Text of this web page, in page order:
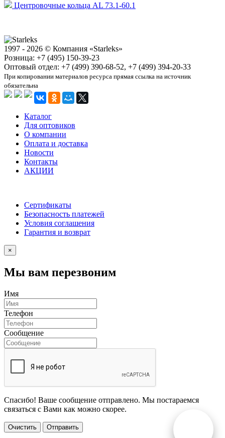
Центровочные кольца AL 73.1-60.1
1997 - 2026 © Компания «Starleks»
Розница: +7 (495) 150-39-23
Оптовый отдел: +7 (499) 390-68-52, +7 (499) 394-20-33
При копировании материалов ресурса прямая ссылка на источник
обязательна
Каталог
Для оптовиков
О компании
Оплата и доставка
Новости
Контакты
АКЦИИ
Сертификаты
Безопасность платежей
Условия соглашения
Гарантия и возврат
×
Мы вам перезвоним
Имя
Телефон
Сообщение
Спасибо! Ваше сообщение отправлено. Мы постараемся
связаться с Вами как можно скорее.
Очистить Отправить